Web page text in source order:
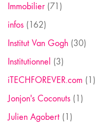
Immobilier(71)
infos (162)
Institut Van Gogh (30)
Institutionnel (3)
iTECHFOREVER.com (1)
Jonjon's Coconuts (1)
Julien Agobert (1)